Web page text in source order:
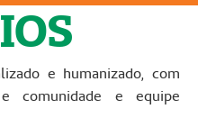
e humanizado, com
comunidade e equipe